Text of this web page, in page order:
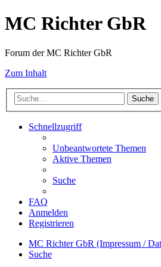
MC Richter GbR
Forum der MC Richter GbR
Zum Inhalt
Suche
Schnellzugriff
Unbeantwortete Themen
Aktive Themen
Suche
FAQ
Anmelden
Registrieren
MC Richter GbR (Impressum /
Suche